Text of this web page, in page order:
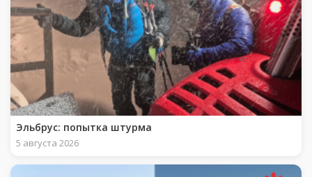
Эльбрус: попытка штурма
5 августа 2026